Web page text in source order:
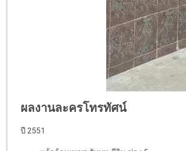
ผลงานละครโทรทัศน์
ปี 2551